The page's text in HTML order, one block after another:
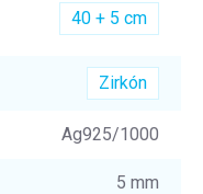
40 + 5 cm
Zirkón
Ag925/1000
5 mm